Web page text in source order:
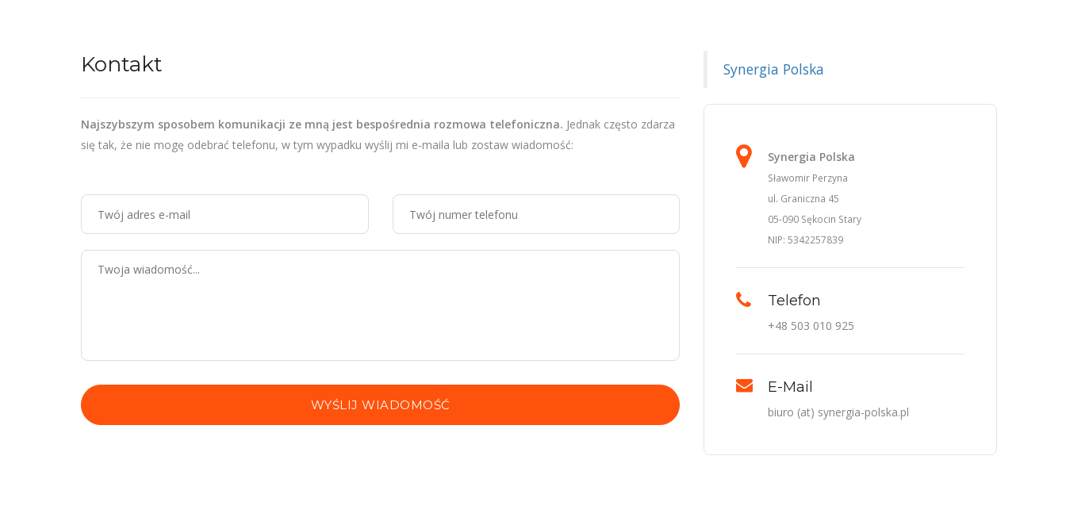
Kontakt
Najszybszym sposobem komunikacji ze mną jest bespośrednia rozmowa telefoniczna. Jednak często zdarza
się tak, że nie mogę odebrać telefonu, w tym wypadku wyślij mi e-maila lub zostaw wiadomość:
WYŚLIJ WIADOMOŚĆ
Synergia Polska
Synergia Polska
Sławomir Perzyna
ul. Graniczna 45
05-090 Sękocin Stary
NIP: 5342257839
Telefon
+48 503 010 925
E-Mail
biuro (at) synergia-polska.pl